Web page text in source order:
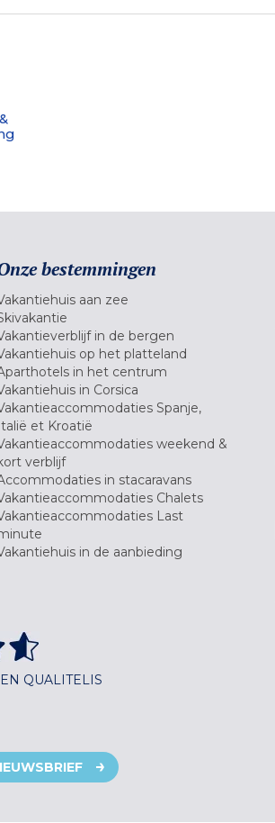
bestemmingen
aan zee
in de bergen
op het platteland
in het centrum
in Corsica
Spanje,
et Kroatië
weekend &
verblijf
in stacaravans
Chalets
Last
in de aanbieding
QUALITELIS